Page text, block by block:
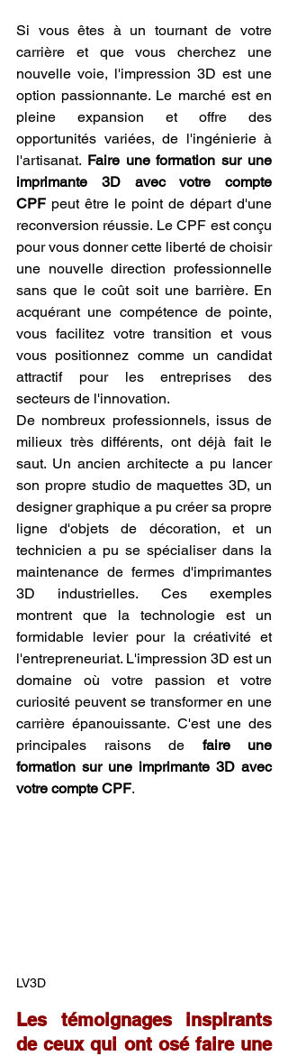
Si vous êtes à un tournant de votre
carrière et que vous cherchez une
nouvelle voie, l'impression 3D est une
option passionnante. Le marché est en
pleine expansion et offre des
opportunités variées, de l'ingénierie à
l'artisanat. Faire une formation sur une
imprimante 3D avec votre compte
CPF peut être le point de départ d'une
reconversion réussie. Le CPF est conçu
pour vous donner cette liberté de choisir
une nouvelle direction professionnelle
sans que le coût soit une barrière. En
acquérant une compétence de pointe,
vous facilitez votre transition et vous
vous positionnez comme un candidat
attractif pour les entreprises des
secteurs de l'innovation.
De nombreux professionnels, issus de
milieux très différents, ont déjà fait le
saut. Un ancien architecte a pu lancer
son propre studio de maquettes 3D, un
designer graphique a pu créer sa propre
ligne d'objets de décoration, et un
technicien a pu se spécialiser dans la
maintenance de fermes d'imprimantes
3D industrielles. Ces exemples
montrent que la technologie est un
formidable levier pour la créativité et
l'entrepreneuriat. L'impression 3D est un
domaine où votre passion et votre
curiosité peuvent se transformer en une
carrière épanouissante. C'est une des
principales raisons de faire une
formation sur une imprimante 3D avec
votre compte CPF.
LV3D
Les témoignages inspirants
de ceux qui ont osé faire une